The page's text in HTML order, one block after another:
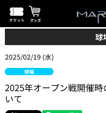
球
2025/02/19 (水)
球場
2025年オープン戦開催
いて